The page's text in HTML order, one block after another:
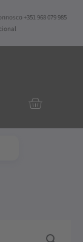
+351 968 079 985
AO